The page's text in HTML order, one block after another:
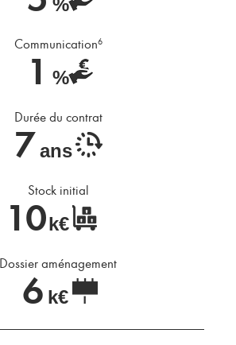
%
Communication6
1 %
Durée du contrat
7 ans
Stock initial
10k€
Dossier aménagement
6 k€